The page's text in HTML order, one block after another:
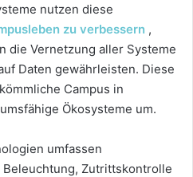
nutzen diese
zu verbessern ,
die Vernetzung aller Systeme
Daten gewährleisten. Diese
Campus in
Ökosysteme um.
umfassen
Zutrittskontrolle